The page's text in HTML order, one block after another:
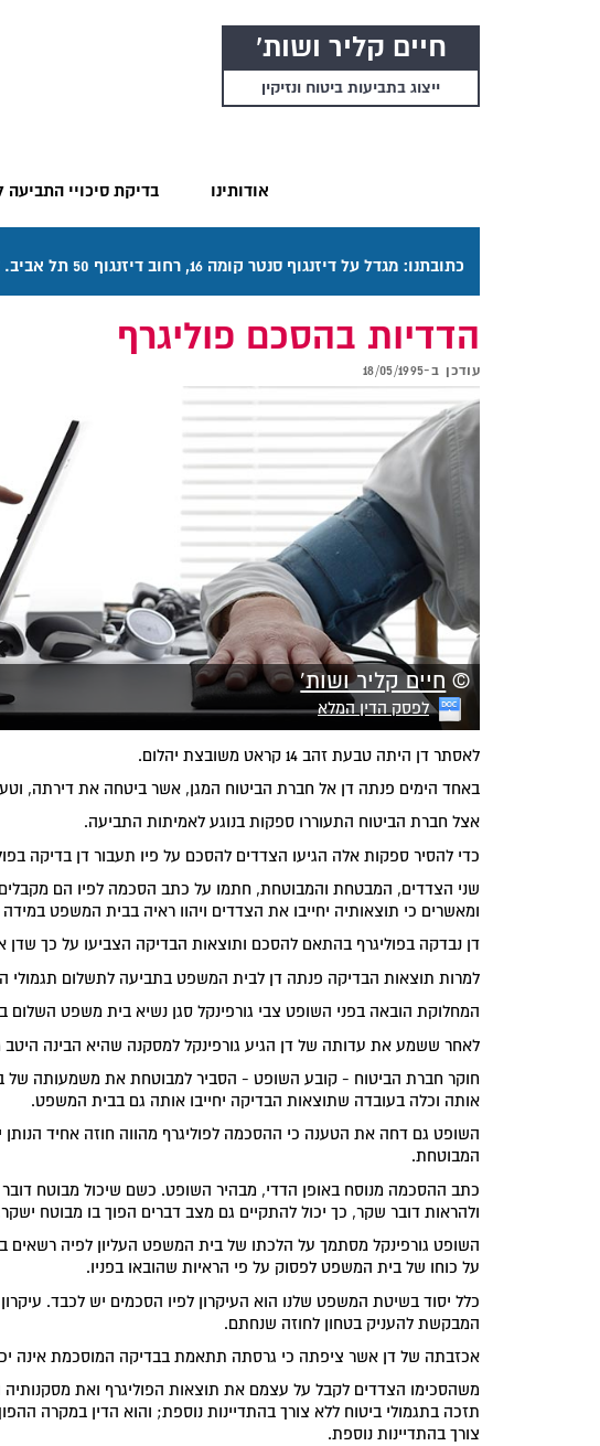
חיים קליר ושות'
ייצוג בתביעות ביטוח ונזיקין
אודותינו בדיקת סיכויי
כתובתנו: מגדל על דיזנגוף סנטר קומה 16, רחוב דיזנגוף 50 תל אביב. דרכי ההגעה בתפריט "אודותינו".
הדדיות בהסכם פוליגרף
עודכן ב-18/05/1995
© חיים קליר ושות'
לפסק הדין המלא
לאסתר דן היתה טבעת זהב 14 קראט משובצת יהלום.
באחד הימים פנתה דן אל חברת הביטוח המגן, אשר ביטחה את דירתה,
אצל חברת הביטוח התעוררו ספקות בנוגע לאמיתות התביעה.
כדי להסיר ספקות אלה הגיעו הצדדים להסכם על פיו תעבור דן בדיקה
שני הצדדים, המבטחת והמבוטחת, חתמו על כתב הסכמה לפיו הם
ומאשרים כי תוצאותיה יחייבו את הצדדים ויהוו ראיה בבית המשפט
דן נבדקה בפוליגרף בהתאם להסכם ותוצאות הבדיקה הצביעו על כך שדן
למרות תוצאות הבדיקה פנתה דן לבית המשפט בתביעה לתשלום
המחלוקת הובאה בפני השופט צבי גורפינקל סגן נשיא בית משפט השלום
לאחר ששמע את עדותה של דן הגיע גורפינקל למסקנה שהיא הבינה
חוקר חברת הביטוח - קובע השופט - הסביר למבוטחת את משמעותה של
אותה וכלה בעובדה שתוצאות הבדיקה יחייבו אותה גם בבית המשפט.
השופט גם דחה את הטענה כי ההסכמה לפוליגרף מהווה חוזה אחיד הנותן
המבוטחת.
כתב ההסכמה מנוסח באופן הדדי, מבהיר השופט. כשם שיכול מבוטח
ולהראות דובר שקר, כך יכול להתקיים גם מצב דברים הפוך בו מבוטח
השופט גורפינקל מסתמך על הלכתו של בית המשפט העליון לפיה רשאים
על כוחו של בית המשפט לפסוק על פי הראיות שהובאו בפניו.
כלל יסוד בשיטת המשפט שלנו הוא העיקרון לפיו הסכמים יש לכבד.
המבקשת להעניק בטחון לחוזה שנחתם.
אכזבתה של דן אשר ציפתה כי גרסתה תתאמת בבדיקה המוסכמת אינה
משהסכימו הצדדים לקבל על עצמם את תוצאות הפוליגרף ואת
תזכה בתגמולי ביטוח ללא צורך בהתדיינות נוספת; והוא הדין במקרה
צורך בהתדיינות נוספת.